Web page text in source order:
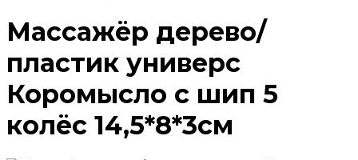
Массажёр дерево/
пластик универс
Коромысло с шип 5
колёс 14,5*8*3см